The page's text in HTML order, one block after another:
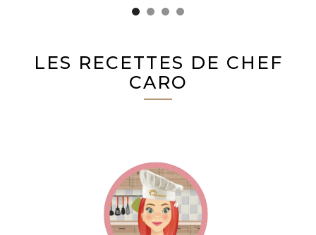
LES RECETTES DE CHEF
CARO